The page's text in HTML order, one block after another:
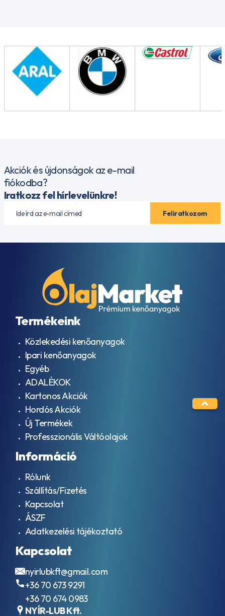
Akciók és újdonságok az e-mail
fiókodba?
Iratkozz fel hírlevelünkre!
Termékeink
Közlekedési kenőanyagok
Ipari kenőanyagok
Egyéb
ADALÉKOK
Kartonos Akciók
Hordós Akciók
Új Termékek
Professzionális Váltóolajok
Információ
Rólunk
Szállítás/Fizetés
Kapcsolat
ÁSZF
Adatkezelési tájékoztató
Kapcsolat
nyirlubkft@gmail.com
+36 70 673 9291
+36 70 674 0983
NYÍR-LUB Kft.